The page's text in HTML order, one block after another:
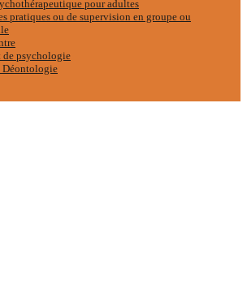
pour adultes
pratiques ou de supervision en groupe ou
de psychologie